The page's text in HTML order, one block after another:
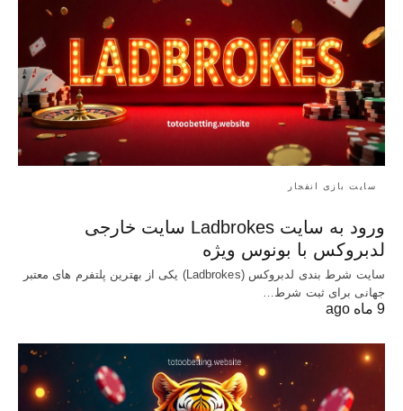
سایت بازی انفجار
ورود به سایت Ladbrokes سایت خارجی
لدبروکس با بونوس ویژه
سایت شرط بندی لدبروکس (Ladbrokes) یکی از بهترین پلتفرم های معتبر
جهانی برای ثبت شرط…
9 ماه ago